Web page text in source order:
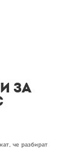
за
че разбират